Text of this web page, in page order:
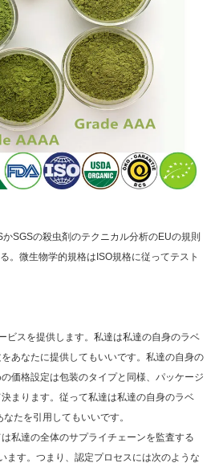
SGSの殺虫剤のテクニカル分析のEUの規則
。微生物学的規格はISO規格に従ってテスト
ビスを提供します。私達は私達の自身のラベ
あなたに提供してもいいです。私達の自身の
価格設定は包装のタイプと同様、パッケージ
まります。従って私達は私達の自身のラベ
たを引用してもいいです。
私達の全体のサプライチェーンを監査する
ます。つまり、認定プロセスには次のような